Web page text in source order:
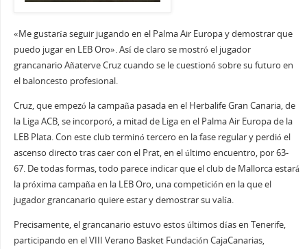
«Me gustaría seguir jugando en el Palma Air Europa y demostrar que
puedo jugar en LEB Oro». Así de claro se mostró el jugador
grancanario Añaterve Cruz cuando se le cuestionó sobre su futuro en
el baloncesto profesional.
Cruz, que empezó la campaña pasada en el Herbalife Gran Canaria, de
la Liga ACB, se incorporó, a mitad de Liga en el Palma Air Europa de la
LEB Plata. Con este club terminó tercero en la fase regular y perdió el
ascenso directo tras caer con el Prat, en el último encuentro, por 63-
67. De todas formas, todo parece indicar que el club de Mallorca estará
la próxima campaña en la LEB Oro, una competición en la que el
jugador grancanario quiere estar y demostrar su valía.
Precisamente, el grancanario estuvo estos últimos días en Tenerife,
participando en el VIII Verano Basket Fundación CajaCanarias,